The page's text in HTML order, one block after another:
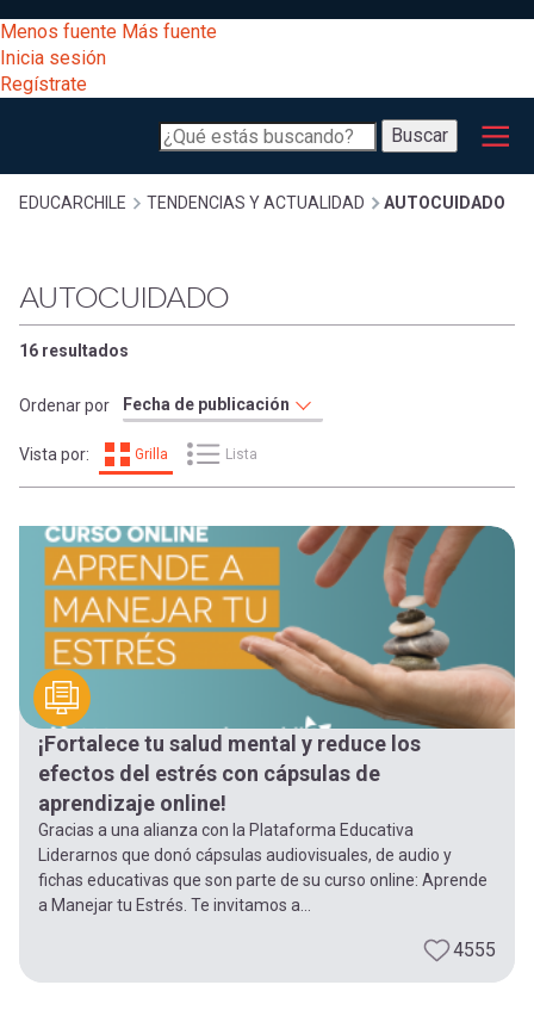
al
contenido
principal
[Educarchile
Escritorio]
Menú
entrar
a
mi
cuenta
Menos fuente Más fuente
Inicia sesión
Regístrate
Buscar
Buscar
Menú
principal
Desarrollo
Expand
Gestión
Comunidad
Expand
Expand
[Educarchile
Mobile]
Menú
entrar
mi
cuenta
Inicia
sesión
Sobrescribir
enlaces
de
ayuda
a
la
navegación
EDUCARCHILE TENDENCIAS Y ACTUALIDAD AUTOCUIDADO
AUTOCUIDADO
16 resultados
Ordenar por
Vista por: Grilla Lista
¡Fortalece tu salud mental y reduce los
efectos del estrés con cápsulas de
aprendizaje online!
Gracias a una alianza con la Plataforma Educativa
Liderarnos que donó cápsulas audiovisuales, de audio y
fichas educativas que son parte de su curso online: Aprende
a Manejar tu Estrés. Te invitamos a...
4555